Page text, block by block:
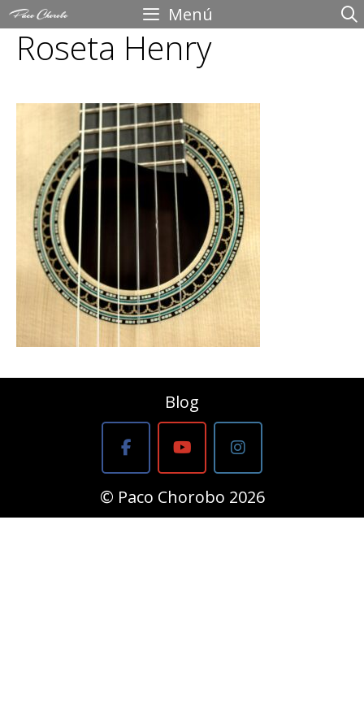
Saltar
contenido
Menú
Roseta Henry
Blog
© Paco Chorobo 2026